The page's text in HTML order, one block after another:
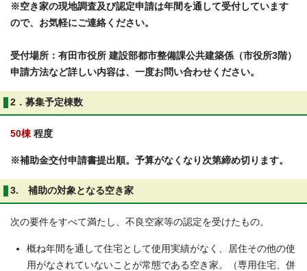
※空き家の現地調査及び認定申請は年間を通して受付しています
ので、お気軽にご連絡ください。
受付場所：有田市役所 建設部都市整備課公共建築係（市役所3階）
申請方法など詳しい内容は、一度お問い合わせください。
2．募集予定棟数
50棟 程度
※補助金交付申請書提出順。予算がなくなり次第締め切ります。
3. 補助の対象となる空き家
次の要件をすべて満たし、不良空家等の認定を受けたもの。
概ね年間を通して住宅として使用実績がなく、居住その他の使
用がなされていないことが常態である空き家。（専用住宅、併